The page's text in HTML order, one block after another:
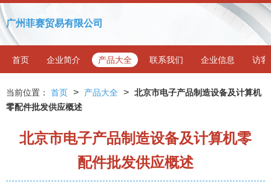
广州菲赛贸易有限公司
首页 企业简介 产品大全 联系我们 企业信息 访客
当前位置： 首页 > 产品大全 > 北京市电子产品制造设备及计算机
零配件批发供应概述
北京市电子产品制造设备及计算机零
配件批发供应概述